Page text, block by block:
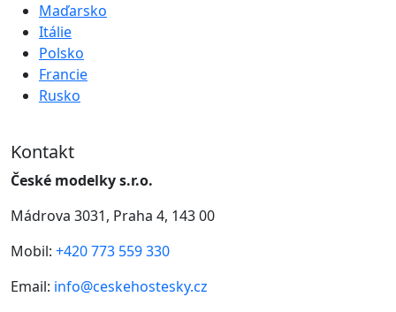
Maďarsko
Itálie
Polsko
Francie
Rusko
Kontakt
České modelky s.r.o.
Mádrova 3031, Praha 4, 143 00
Mobil: +420 773 559 330
Email: info@ceskehostesky.cz